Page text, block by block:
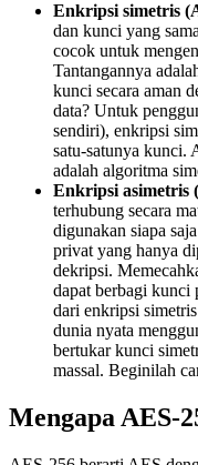
Enkripsi simetris
dan kunci yang
cocok untuk
Tantangannya
kunci secara aman
data? Untuk
sendiri), enkripsi
satu-satunya kunci.
adalah algoritma
Enkripsi asimetris
terhubung secara
digunakan siapa
privat yang hanya
dekripsi.
dapat berbagi kunci
dari enkripsi
dunia nyata
bertukar kunci
massal. Beginilah
Mengapa AES-